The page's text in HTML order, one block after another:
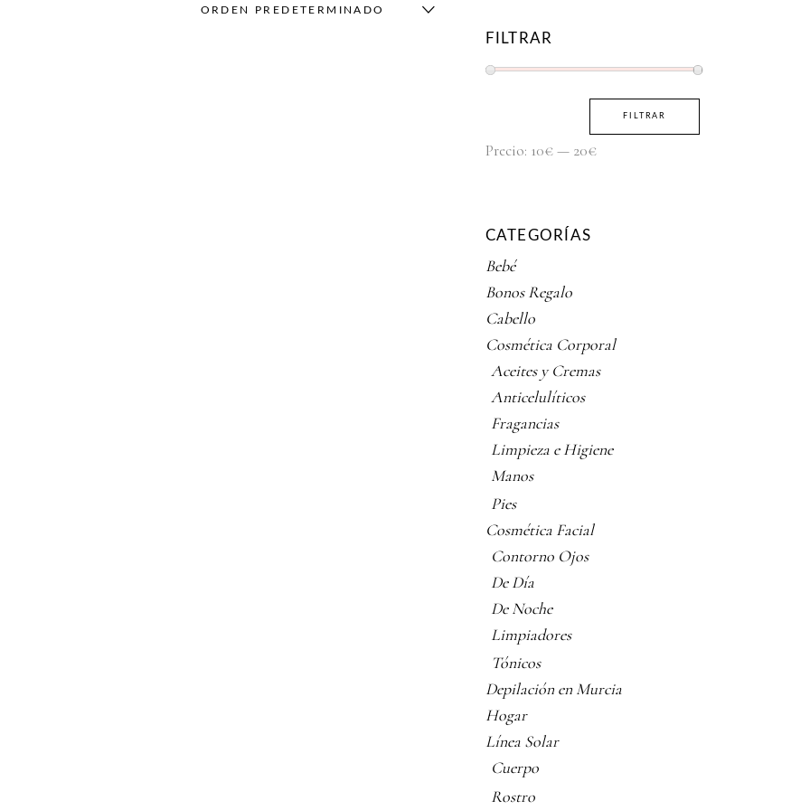
Uñas
ORDEN PREDETERMINADO
FILTRAR
FILTRAR
Precio: 10€— 20€
CATEGORÍAS
Bebé
Bonos Regalo
Cabello
Cosmética Corporal
Aceites y Cremas
Anticelulíticos
Fragancias
Limpieza e Higiene
Manos
Pies
Cosmética Facial
Contorno Ojos
De Día
De Noche
Limpiadores
Tónicos
Depilación en Murcia
Hogar
Línea Solar
Cuerpo
Rostro